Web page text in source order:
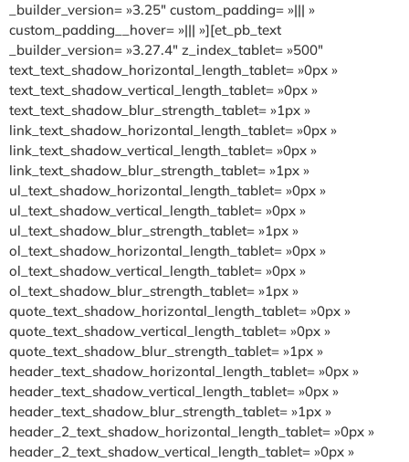
_builder_version= »3.25″ custom_padding= »||| »
custom_padding__hover= »||| »][et_pb_text
_builder_version= »3.27.4″ z_index_tablet= »500″
text_text_shadow_horizontal_length_tablet= »0px »
text_text_shadow_vertical_length_tablet= »0px »
text_text_shadow_blur_strength_tablet= »1px »
link_text_shadow_horizontal_length_tablet= »0px »
link_text_shadow_vertical_length_tablet= »0px »
link_text_shadow_blur_strength_tablet= »1px »
ul_text_shadow_horizontal_length_tablet= »0px »
ul_text_shadow_vertical_length_tablet= »0px »
ul_text_shadow_blur_strength_tablet= »1px »
ol_text_shadow_horizontal_length_tablet= »0px »
ol_text_shadow_vertical_length_tablet= »0px »
ol_text_shadow_blur_strength_tablet= »1px »
quote_text_shadow_horizontal_length_tablet= »0px »
quote_text_shadow_vertical_length_tablet= »0px »
quote_text_shadow_blur_strength_tablet= »1px »
header_text_shadow_horizontal_length_tablet= »0px »
header_text_shadow_vertical_length_tablet= »0px »
header_text_shadow_blur_strength_tablet= »1px »
header_2_text_shadow_horizontal_length_tablet= »0px »
header_2_text_shadow_vertical_length_tablet= »0px »